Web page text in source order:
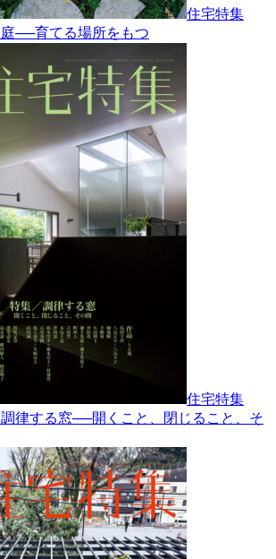
住宅特集
庭──育てる場所をもつ
住宅特集
調律する窓──開くこと、閉じること、そ